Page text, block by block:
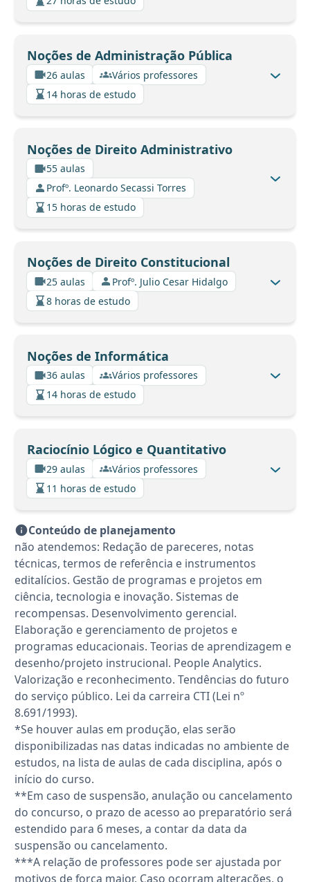
Noções de Administração Pública
26 aulas
Vários professores
14 horas de estudo
Noções de Direito Administrativo
55 aulas
Profº. Leonardo Secassi Torres
15 horas de estudo
Noções de Direito Constitucional
25 aulas
Profº. Julio Cesar Hidalgo
8 horas de estudo
Noções de Informática
36 aulas
Vários professores
14 horas de estudo
Raciocínio Lógico e Quantitativo
29 aulas
Vários professores
11 horas de estudo
Conteúdo de planejamento
não atendemos: Redação de pareceres, notas
técnicas, termos de referência e instrumentos
editalícios. Gestão de programas e projetos em
ciência, tecnologia e inovação. Sistemas de
recompensas. Desenvolvimento gerencial.
Elaboração e gerenciamento de projetos e
programas educacionais. Teorias de aprendizagem e
desenho/projeto instrucional. People Analytics.
Valorização e reconhecimento. Tendências do futuro
do serviço público. Lei da carreira CTI (Lei nº
8.691/1993).
*Se houver aulas em produção, elas serão
disponibilizadas nas datas indicadas no ambiente de
estudos, na lista de aulas de cada disciplina, após o
início do curso.
**Em caso de suspensão, anulação ou cancelamento
do concurso, o prazo de acesso ao preparatório será
estendido para 6 meses, a contar da data da
suspensão ou cancelamento.
***A relação de professores pode ser ajustada por
motivos de força maior. Caso ocorram alterações, o